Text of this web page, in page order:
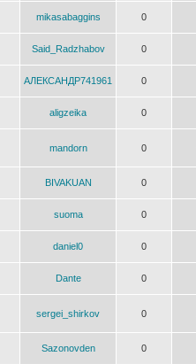
mikasabaggins 0
Said_Radzhabov 0
АЛЕКСАНДР741961 0
aligzeika 0
mandorn 0
BIVAKUAN 0
suoma 0
daniel0 0
Dante 0
sergei_shirkov 0
Sazonovden 0